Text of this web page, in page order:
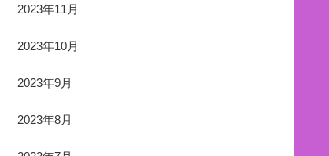
2023年11月
2023年10月
2023年9月
2023年8月